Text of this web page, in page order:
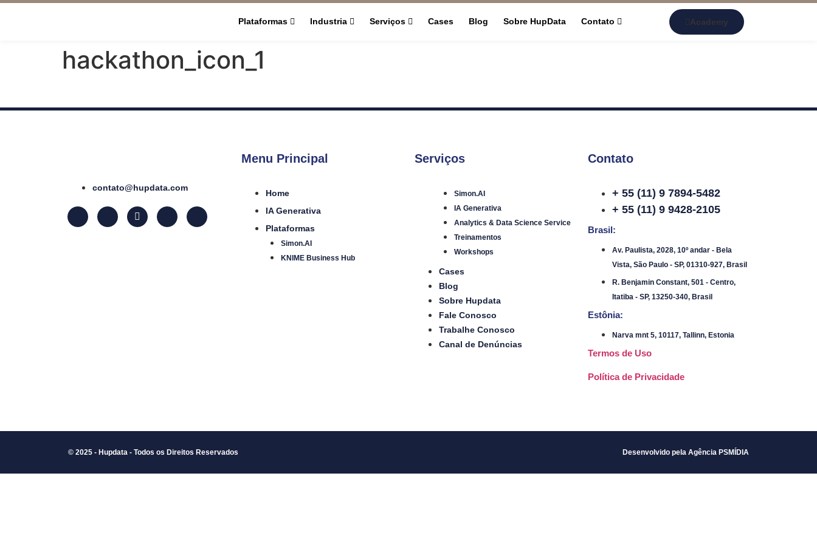
Plataformas Industria Serviços Cases Blog Sobre HupData Contato Academy
hackathon_icon_1
contato@hupdata.com
Menu Principal
Home
IA Generativa
Plataformas
Simon.AI
KNIME Business Hub
Serviços
Simon.AI
IA Generativa
Analytics & Data Science Service
Treinamentos
Workshops
Cases
Blog
Sobre Hupdata
Fale Conosco
Trabalhe Conosco
Canal de Denúncias
Contato
+ 55 (11) 9 7894-5482
+ 55 (11) 9 9428-2105
Brasil:
Av. Paulista, 2028, 10º andar - Bela
Vista, São Paulo - SP, 01310-927, Brasil
R. Benjamin Constant, 501 - Centro,
Itatiba - SP, 13250-340, Brasil
Estônia:
Narva mnt 5, 10117, Tallinn, Estonia
Termos de Uso
Política de Privacidade
© 2025 - Hupdata - Todos os Direitos Reservados Desenvolvido pela Agência PSMÍDIA